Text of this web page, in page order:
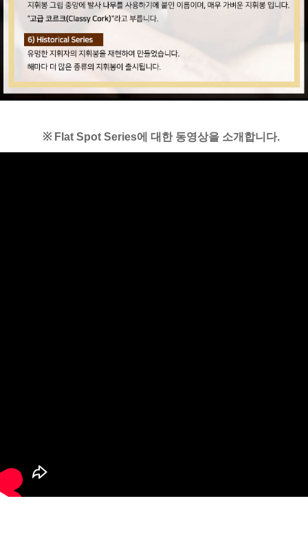
※ Flat Spot Series에 대한 동영상을 소개합니다.